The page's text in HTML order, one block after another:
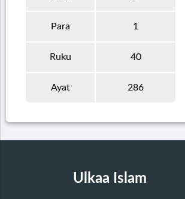
Para 1
Ruku 40
Ayat 286
Ulkaa Islam